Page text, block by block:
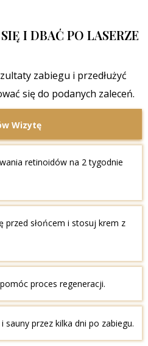
retinoidów na 2 tygodnie
przed słońcem i stosuj krem z
proces regeneracji.
sauny przez kilka dni po zabiegu.
I DBAĆ PO LASERZE
zabiegu i przedłużyć
się do podanych zaleceń.
Wizytę